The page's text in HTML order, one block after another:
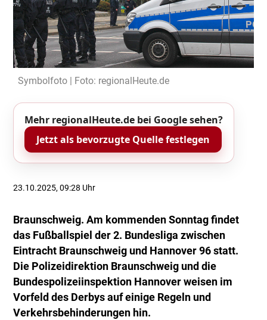
Symbolfoto | Foto: regionalHeute.de
Mehr regionalHeute.de bei Google sehen?
Jetzt als bevorzugte Quelle festlegen
23.10.2025, 09:28 Uhr
Braunschweig. Am kommenden Sonntag findet
das Fußballspiel der 2. Bundesliga zwischen
Eintracht Braunschweig und Hannover 96 statt.
Die Polizeidirektion Braunschweig und die
Bundespolizeiinspektion Hannover weisen im
Vorfeld des Derbys auf einige Regeln und
Verkehrsbehinderungen hin.